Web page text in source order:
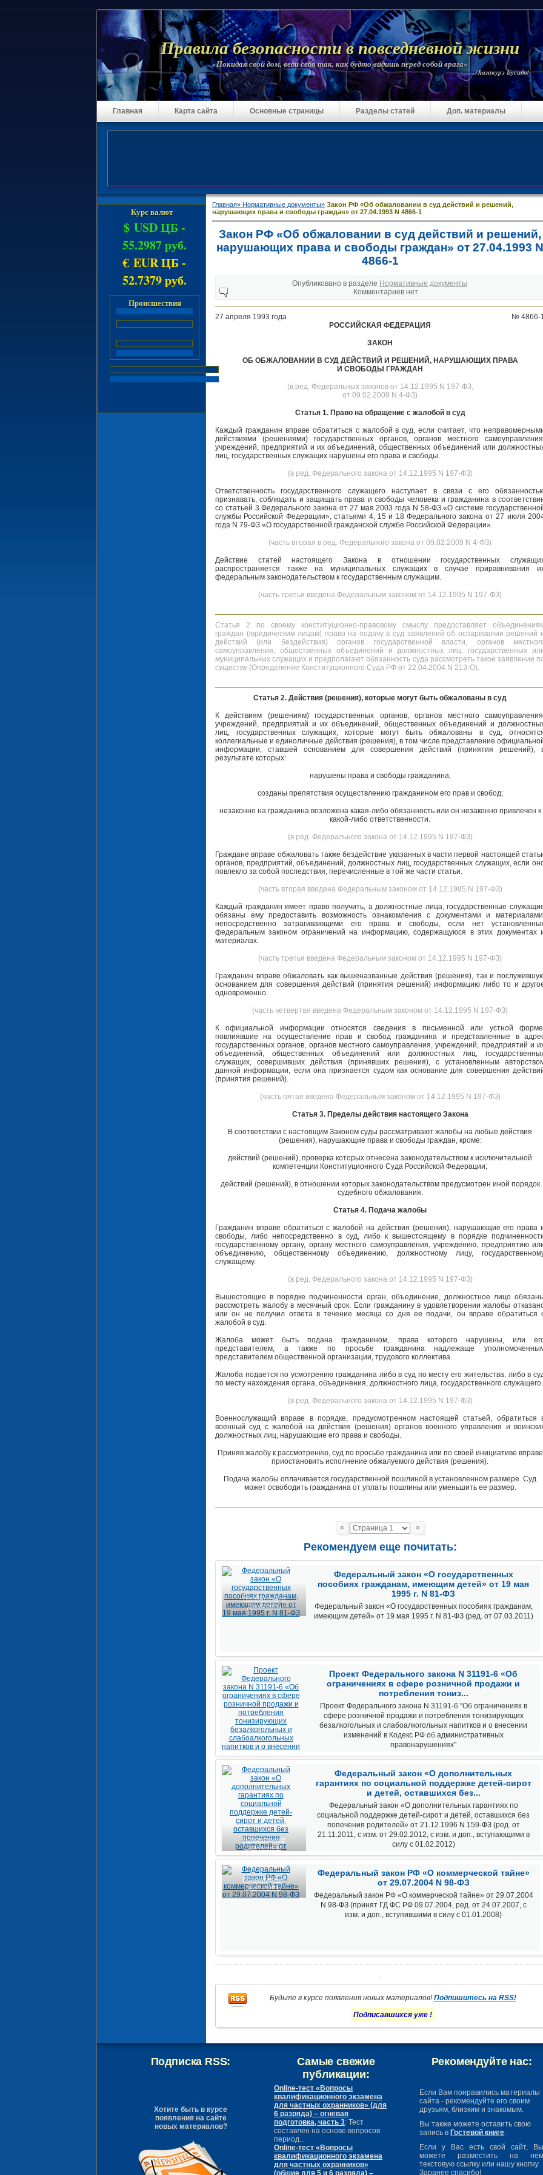
Главная» Нормативные документы» Закон РФ «Об обжаловании в суд действий и решений,
нарушающих права и свободы граждан» от 27.04.1993 N 4866-1
Закон РФ «Об обжаловании в суд действий и решений,
нарушающих права и свободы граждан» от 27.04.1993 N
4866-1
Опубликовано в разделе Нормативные документы
Комментариев нет
27 апреля 1993 года
№ 4866-
РОССИЙСКАЯ ФЕДЕРАЦИЯ
ЗАКОН
ОБ ОБЖАЛОВАНИИ В СУД ДЕЙСТВИЙ И РЕШЕНИЙ, НАРУШАЮЩИХ ПРАВА
И СВОБОДЫ ГРАЖДАН
(в ред. Федеральных законов от 14.12.1995 N 197-ФЗ,
от 09.02.2009 N 4-ФЗ)
Статья 1. Право на обращение с жалобой в суд
Каждый гражданин вправе обратиться с жалобой в суд, если считает, что
действиями (решениями) государственных органов, органов местного
учреждений, предприятий и их объединений, общественных объединений или
лиц, государственных служащих нарушены его права и свободы.
(в ред. Федерального закона от 14.12.1995 N 197-ФЗ)
Ответственность государственного служащего наступает в связи с его
признавать, соблюдать и защищать права и свободы человека и гражданина в
со статьей 3 Федерального закона от 27 мая 2003 года N 58-ФЗ «О системе
службы Российской Федерации», статьями 4, 15 и 18 Федерального закона от 27 июля
года N 79-ФЗ «О государственной гражданской службе Российской Федерации».
(часть вторая в ред. Федерального закона от 09.02.2009 N 4-ФЗ)
Действие статей настоящего Закона в отношении государственных
распространяется также на муниципальных служащих в случае приравнивания
федеральным законодательством к государственным служащим.
(часть третья введена Федеральным законом от 14.12.1995 N 197-ФЗ)
Статья 2 по своему конституционно-правовому смыслу предоставляет
граждан (юридическим лицам) право на подачу в суд заявлений об оспаривании решений
действий (или бездействия) органов государственной власти, органов
самоуправления, общественных объединений и должностных лиц, государственных
муниципальных служащих и предполагают обязанность суда рассмотреть такое заявление
существу (Определение Конституционного Суда РФ от 22.04.2004 N 213-О).
Статья 2. Действия (решения), которые могут быть обжалованы в суд
К действиям (решениям) государственных органов, органов местного
учреждений, предприятий и их объединений, общественных объединений и
лиц, государственных служащих, которые могут быть обжалованы в суд,
коллегиальные и единоличные действия (решения), в том числе представление
информации, ставшей основанием для совершения действий (принятия решений),
результате которых:
нарушены права и свободы гражданина;
созданы препятствия осуществлению гражданином его прав и свобод;
незаконно на гражданина возложена какая-либо обязанность или он незаконно привлечен к
какой-либо ответственности.
(в ред. Федерального закона от 14.12.1995 N 197-ФЗ)
Граждане вправе обжаловать также бездействие указанных в части первой настоящей
органов, предприятий, объединений, должностных лиц, государственных служащих, если
повлекло за собой последствия, перечисленные в той же части статьи.
(часть вторая введена Федеральным законом от 14.12.1995 N 197-ФЗ)
Каждый гражданин имеет право получить, а должностные лица, государственные
обязаны ему предоставить возможность ознакомления с документами и
непосредственно затрагивающими его права и свободы, если нет
федеральным законом ограничений на информацию, содержащуюся в этих документах
материалах.
(часть третья введена Федеральным законом от 14.12.1995 N 197-ФЗ)
Гражданин вправе обжаловать как вышеназванные действия (решения), так и
основанием для совершения действий (принятия решений) информацию либо то и
одновременно.
(часть четвертая введена Федеральным законом от 14.12.1995 N 197-ФЗ)
К официальной информации относятся сведения в письменной или устной
повлиявшие на осуществление прав и свобод гражданина и представленные в
государственных органов, органов местного самоуправления, учреждений, предприятий и
объединений, общественных объединений или должностных лиц,
служащих, совершивших действия (принявших решения), с установленным
данной информации, если она признается судом как основание для совершения
(принятия решений).
(часть пятая введена Федеральным законом от 14.12.1995 N 197-ФЗ)
Статья 3. Пределы действия настоящего Закона
В соответствии с настоящим Законом суды рассматривают жалобы на любые действия
(решения), нарушающие права и свободы граждан, кроме:
действий (решений), проверка которых отнесена законодательством к исключительной
компетенции Конституционного Суда Российской Федерации;
действий (решений), в отношении которых законодательством предусмотрен иной порядок
судебного обжалования.
Статья 4. Подача жалобы
Гражданин вправе обратиться с жалобой на действия (решения), нарушающие его права
свободы, либо непосредственно в суд, либо к вышестоящему в порядке
государственному органу, органу местного самоуправления, учреждению, предприятию
объединению, общественному объединению, должностному лицу,
служащему.
(в ред. Федерального закона от 14.12.1995 N 197-ФЗ)
Вышестоящие в порядке подчиненности орган, объединение, должностное лицо
рассмотреть жалобу в месячный срок. Если гражданину в удовлетворении жалобы
или он не получил ответа в течение месяца со дня ее подачи, он вправе обратиться
жалобой в суд.
Жалоба может быть подана гражданином, права которого нарушены, или
представителем, а также по просьбе гражданина надлежаще
представителем общественной организации, трудового коллектива.
Жалоба подается по усмотрению гражданина либо в суд по месту его жительства, либо в
по месту нахождения органа, объединения, должностного лица, государственного служащего.
(в ред. Федерального закона от 14.12.1995 N 197-ФЗ)
Военнослужащий вправе в порядке, предусмотренном настоящей статьей, обратиться
военный суд с жалобой на действия (решения) органов военного управления и
должностных лиц, нарушающие его права и свободы.
Приняв жалобу к рассмотрению, суд по просьбе гражданина или по своей инициативе вправе
приостановить исполнение обжалуемого действия (решения).
Подача жалобы оплачивается государственной пошлиной в установленном размере. Суд
может освободить гражданина от уплаты пошлины или уменьшить ее размер.
« »
Рекомендуем еще почитать:
Нормативные
документы
Федеральный закон «О государственных
пособиях гражданам, имеющим детей» от 19 мая
1995 г. N 81-ФЗ
Федеральный закон «О государственных пособиях гражданам,
имеющим детей» от 19 мая 1995 г. N 81-ФЗ (ред. от 07.03.2011)
Нормативные
документы
Проект Федерального закона N 31191-6 «Об
ограничениях в сфере розничной продажи и
потребления тониз...
Проект Федерального закона N 31191-6 "Об ограничениях в
сфере розничной продажи и потребления тонизирующих
безалкогольных и слабоалкогольных напитков и о внесении
изменений в Кодекс РФ об административных
правонарушениях"
Нормативные
документы
Федеральный закон «О дополнительных
гарантиях по социальной поддержке детей-сирот
и детей, оставшихся без...
Федеральный закон «О дополнительных гарантиях по
социальной поддержке детей-сирот и детей, оставшихся без
попечения родителей» от 21.12.1996 N 159-ФЗ (ред. от
21.11.2011, с изм. от 29.02.2012, с изм. и доп., вступающими в
силу с 01.02.2012)
Нормативные
документы
Федеральный закон РФ «О коммерческой тайне»
от 29.07.2004 N 98-ФЗ
Федеральный закон РФ «О коммерческой тайне» от 29.07.2004
N 98-ФЗ (принят ГД ФС РФ 09.07.2004, ред. от 24.07.2007, с
изм. и доп., вступившими в силу с 01.01.2008)
Будьте в курсе появления новых материалов!Подпишитесь на RSS!
Подписавшихся уже !
Курс валют
$ USD ЦБ -
55.2987 руб.
€ EUR ЦБ -
52.7379 руб.
Происшествия
Подписка RSS:
Хотите быть в курсе
появления на сайте
новых материалов?
Самые свежие
публикации:
Online-тест «Вопросы
квалификационного экзамена
для частных охранников» (для
6 разряда) – огневая
подготовка, часть 3: Тест
составлен на основе вопросов
период...
Online-тест «Вопросы
квалификационного экзамена
для частных охранников»
(общие для 5 и 6 разряда) –
Рекомендуйте нас:
Если Вам понравились материалы
сайта - рекомендуйте его своим
друзьям, близким и знакомым.
Вы также можете оставить свою
запись в Гостевой книге.
Если у Вас есть свой сайт, Вы
можете разместить на нем
текстовую ссылку или нашу кнопку.
Заранее спасибо!
Правила безопасности в повседневной жизни
«Покидая свой дом, веди себя так, как будто видишь перед собой врага»
/Хагакурэ Бусидо/
Главная Карта сайта Основные страницы Разделы статей Доп. материалы